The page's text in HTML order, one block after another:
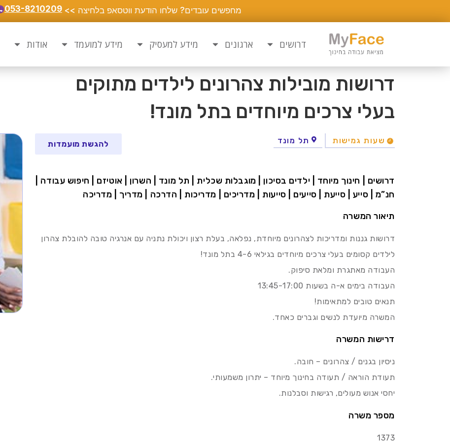
מחפשים עובדים? שלחו הודעת ווטסאפ בלחיצה >> 053-8210209
דרושים ארגונים מידע למעסיק מידע למועמד אודות
דרושות מובילות צהרונים לילדים מתוקים
בעלי צרכים מיוחדים בתל מונד!
שעות גמישות תל מונד להגשת מועמדות
דרושים | חינוך מיוחד | ילדים בסיכון | מוגבלות שכלית | תל מונד | השרון | אוטיזם | חיפוש עבודה |
חנ”מ | סייע | סייעת | סייעים | סייעות | מדריכים | מדריכות | הדרכה | מדריך | מדריכה
תיאור המשרה
דרושות גננות ומדריכות לצהרונים מיוחדת, נפלאה, בעלת רצון ויכולת נתניה עם אנרגיה טובה להובלת צהרון
לילדים קסומים בעלי צרכים מיוחדים בגילאי 4-6 בתל מונד!
העבודה מאתגרת ומלאת סיפוק.
העבודה בימים א-ה בשעות 13:45-17:00
תנאים טובים למתאימות!
המשרה מיועדת לנשים וגברים כאחד.
דרישות המשרה
ניסיון בגנים / צהרונים – חובה.
תעודת הוראה / תעודה בחינוך מיוחד – יתרון משמעותי.
יחסי אנוש מעולים, רגישות וסבלנות.
מספר משרה
1373